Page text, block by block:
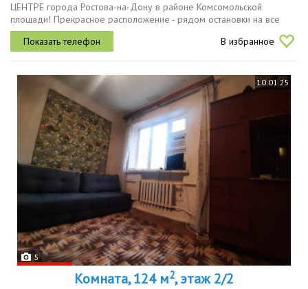
ЦЕНТРЕ города Ростова-на-Дону в районе Комсомольской
площади! Прекрасное расположение - рядом остановки на все
направления города, Гимназия №51, Школа Олимпийского Резерва,
НИИАП, Комсомольский...
В избранное
10.01.25
5
Комната, 124 м2, этаж 2/2